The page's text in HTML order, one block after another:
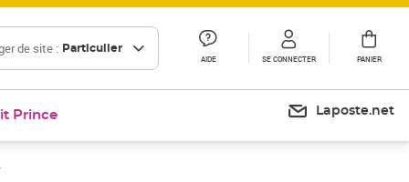
de site : Particulier
AIDE SE CONNECTER PANIER
Prince Laposte.net